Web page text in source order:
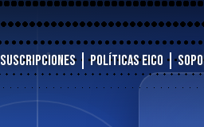
Políticas EICO
Suscripciones